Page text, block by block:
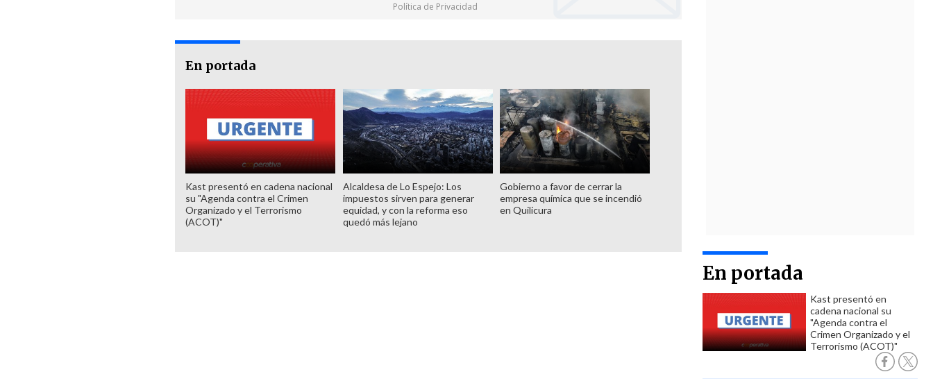
En portada
Kast presentó en
cadena nacional su
"Agenda contra el
Crimen Organizado y el
Terrorismo (ACOT)"
Política de Privacidad
En portada
Kast presentó en cadena nacional
su "Agenda contra el Crimen
Organizado y el Terrorismo
(ACOT)"
Alcaldesa de Lo Espejo: Los
impuestos sirven para generar
equidad, y con la reforma eso
quedó más lejano
Gobierno a favor de cerrar la
empresa química que se incendió
en Quilicura